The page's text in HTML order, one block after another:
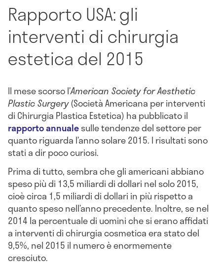
Rapporto USA: gli
interventi di chirurgia
estetica del 2015
Il mese scorso l’American Society for Aesthetic
Plastic Surgery(Società Americana per interventi
di Chirurgia Plastica Estetica) ha pubblicato il
rapporto annualesulle tendenze del settore per
quanto riguarda l’anno solare 2015. I risultati sono
stati a dir poco curiosi.
Prima di tutto, sembra che gli americani abbiano
speso più di 13,5 miliardi di dollari nel solo 2015,
cioè circa 1,5 miliardi di dollari in più rispetto a
quanto speso nell’anno precedente. Inoltre, se nel
2014 la percentuale di uomini che si erano affidati
a interventi di chirurgia cosmetica era stato del
9,5%, nel 2015 il numero è enormemente
cresciuto.